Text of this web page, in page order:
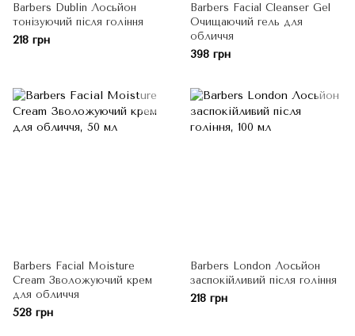
Barbers Dublin Лосьйон
тонізуючий після гоління
218 грн
Barbers Facial Cleanser Gel
Очищаючий гель для
обличчя
398 грн
Barbers Facial Moisture
Cream Зволожуючий крем
для обличчя
528 грн
Barbers London Лосьйон
заспокійливий після гоління
218 грн